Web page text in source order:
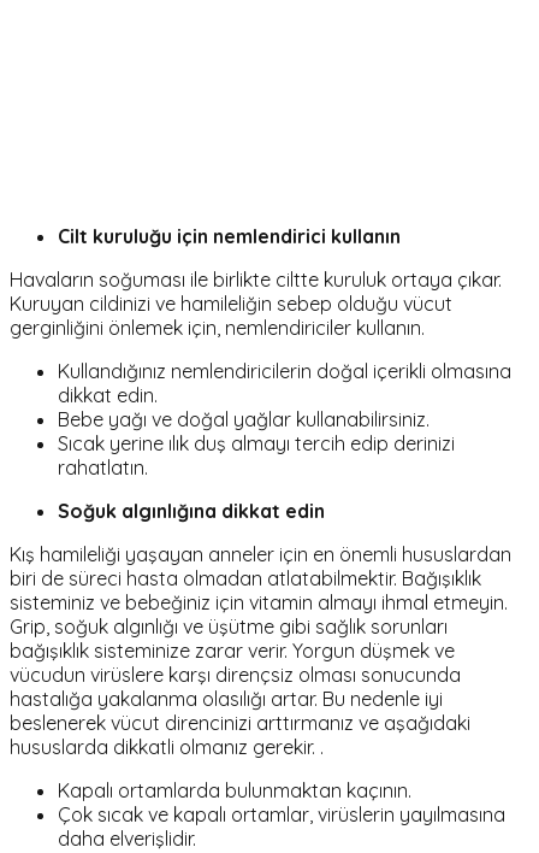
Cilt kuruluğu için nemlendirici kullanın
Havaların soğuması ile birlikte ciltte kuruluk ortaya çıkar.
Kuruyan cildinizi ve hamileliğin sebep olduğu vücut
gerginliğini önlemek için, nemlendiriciler kullanın.
Kullandığınız nemlendiricilerin doğal içerikli olmasına
dikkat edin.
Bebe yağı ve doğal yağlar kullanabilirsiniz.
Sıcak yerine ılık duş almayı tercih edip derinizi
rahatlatın.
Soğuk algınlığına dikkat edin
Kış hamileliği yaşayan anneler için en önemli hususlardan
biri de süreci hasta olmadan atlatabilmektir. Bağışıklık
sisteminiz ve bebeğiniz için vitamin almayı ihmal etmeyin.
Grip, soğuk algınlığı ve üşütme gibi sağlık sorunları
bağışıklık sisteminize zarar verir. Yorgun düşmek ve
vücudun virüslere karşı dirençsiz olması sonucunda
hastalığa yakalanma olasılığı artar. Bu nedenle iyi
beslenerek vücut direncinizi arttırmanız ve aşağıdaki
hususlarda dikkatli olmanız gerekir. .
Kapalı ortamlarda bulunmaktan kaçının.
Çok sıcak ve kapalı ortamlar, virüslerin yayılmasına
daha elverişlidir.